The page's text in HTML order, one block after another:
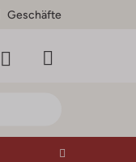
Geschäfte